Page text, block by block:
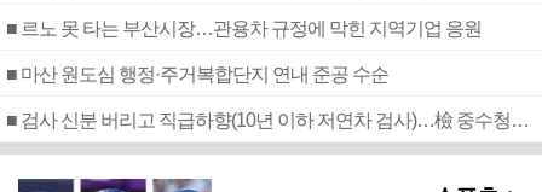
■ 르노 못 타는 부산시장…관용차 규정에 막힌 지역기업 응원
■ 마산 원도심 행정·주거복합단지 연내 준공 수순
■ 검사 신분 버리고 직급하향(10년 이하 저연차 검사)…檢 중수청행 기피